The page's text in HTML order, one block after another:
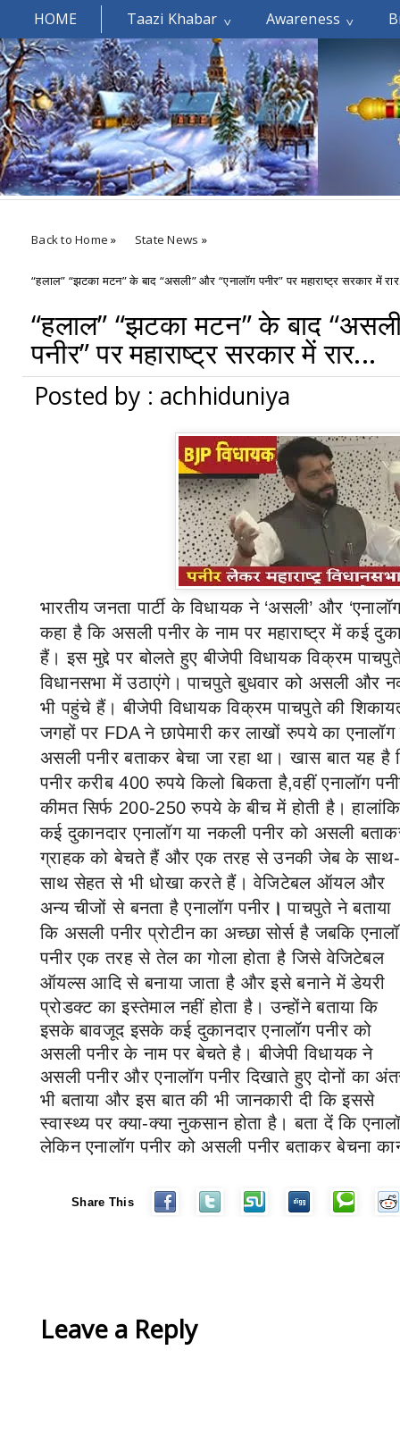
HOME Taazi Khabar Awareness
Welcomes You.....
Back to Home » State News »
“हलाल” “झटका मटन” के बाद “असली” और “एनालॉग पनीर” पर महाराष्ट्र सरकार में
“हलाल” “झटका मटन” के बाद
पनीर” पर महाराष्ट्र सरकार में रार...
Posted by : achhiduniya
भारतीय जनता पार्टी के विधायक ने ‘असली’ और ‘
कहा है कि असली पनीर के नाम पर महाराष्ट्र में कई
हैं। इस मुद्दे पर बोलते हुए बीजेपी विधायक विक्रम
विधानसभा में उठाएंगे। पाचपुते बुधवार को असली और
भी पहुंचे हैं। बीजेपी विधायक विक्रम पाचपुते की
जगहों पर FDAने छापेमारी कर लाखों रुपये का
असली पनीर बताकर बेचा जा रहा था। खास बात यह
पनीर करीब400रुपये किलो बिकता है,वहीं एनालॉग
कीमत सिर्फ 200-250रुपये के बीच में होती है। हालांकि
कई दुकानदार एनालॉग या नकली पनीर को असली
ग्राहक को बेचते हैं और एक तरह से उनकी जेब के साथ-
साथ सेहत से भी धोखा करते हैं।वेजिटेबल ऑयल और
अन्य चीजों से बनता है एनालॉग पनीर । पाचपुते ने बताया
कि असली पनीर प्रोटीन का अच्छा सोर्स है जबकि
पनीर एक तरह से तेल का गोला होता है जिसे वेजिटेबल
ऑयल्स आदि से बनाया जाता है और इसे बनाने में डेयरी
प्रोडक्ट का इस्तेमाल नहीं होता है। उन्होंने बताया कि
इसके बावजूद इसके कई दुकानदार एनालॉग पनीर को
असली पनीर के नाम पर बेचते है। बीजेपी विधायक ने
असली पनीर और एनालॉग पनीर दिखाते हुए दोनों का
भी बताया और इस बात की भी जानकारी दी कि इससे
स्वास्थ्य पर क्या-क्या नुकसान होता है। बता दें कि
लेकिन एनालॉग पनीर को असली पनीर बताकर बेचना
Share This
Leave a Reply